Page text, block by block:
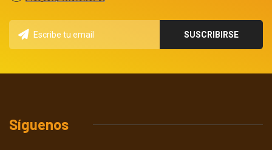
Síguenos